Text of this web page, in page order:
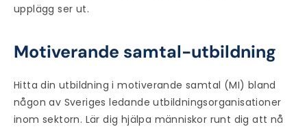
upplägg ser ut.
Motiverande samtal-utbildning
Hitta din utbildning i motiverande samtal (MI) bland
någon av Sveriges ledande utbildningsorganisationer
inom sektorn. Lär dig hjälpa människor runt dig att nå